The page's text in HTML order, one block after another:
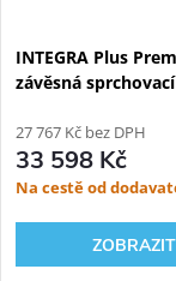
INTEGRA Plus
závěsná
110.367.00.5
27 767 Kč bez DPH
33 598 Kč
Na cestě od
ZOBRAZIT